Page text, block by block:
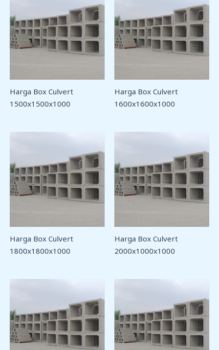
Harga Box Culvert
1500x1500x1000
Harga Box Culvert
1600x1600x1000
Harga Box Culvert
1800x1800x1000
Harga Box Culvert
2000x1000x1000